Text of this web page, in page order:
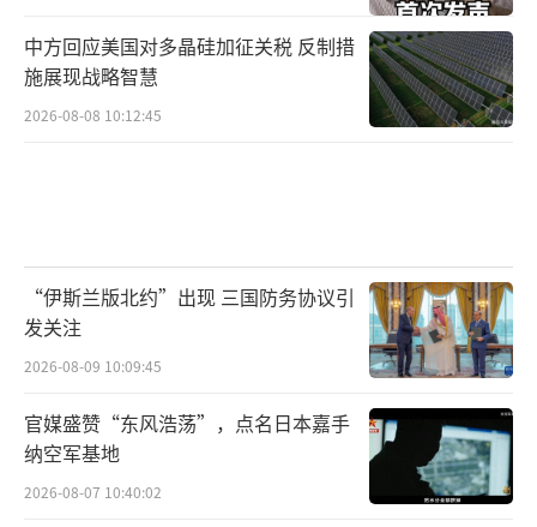
中方回应美国对多晶硅加征关税 反制措
施展现战略智慧
2026-08-08 10:12:45
“伊斯兰版北约”出现 三国防务协议引
发关注
2026-08-09 10:09:45
官媒盛赞“东风浩荡”，点名日本嘉手
纳空军基地
2026-08-07 10:40:02